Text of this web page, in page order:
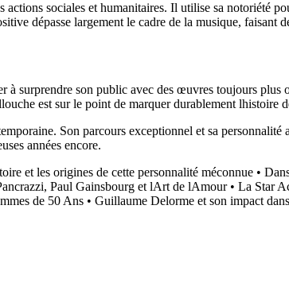
sociales et humanitaires. Il utilise sa notoriété
dépasse largement le cadre de la musique, faisant
surprendre son public avec des œuvres toujours plus
est sur le point de marquer durablement lhistoire
Son parcours exceptionnel et sa
années encore.
et les origines de cette personnalité méconnue •
Paul Gainsbourg et lArt de lAmour• La Star
de 50 Ans • Guillaume Delorme et son impact